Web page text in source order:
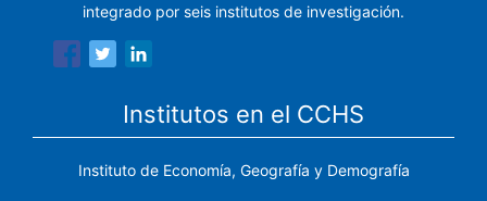
integrado por seis institutos de investigación.
Institutos en el CCHS
Instituto de Economía, Geografía y Demografía